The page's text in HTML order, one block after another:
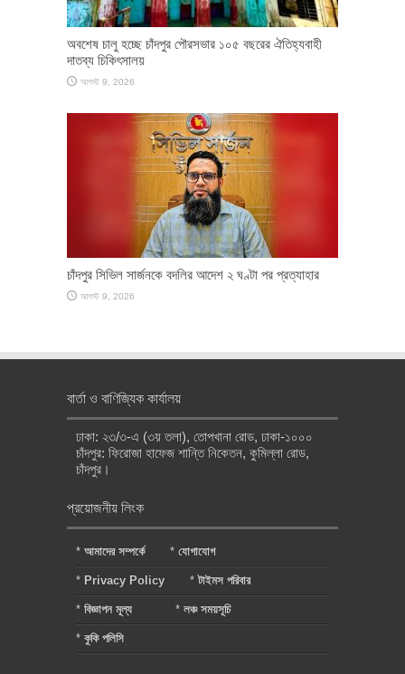
অবশেষ চালু হচ্ছে চাঁদপুর পৌরসভার ১০৫ বছরের ঐতিহ্যবাহী
দাতব্য চিকিৎসালয়
আগস্ট 9, 2026
চাঁদপুর সিভিল সার্জনকে বদলির আদেশ ২ ঘণ্টা পর প্রত্যাহার
আগস্ট 9, 2026
বার্তা ও বাণিজ্যিক কার্যালয়
ঢাকা: ২৩/৩-এ (৩য় তলা), তোপখানা রোড, ঢাকা-১০০০
চাঁদপুর: ফিরোজা হাফেজ শান্তি নিকেতন, কুমিল্লা রোড,
চাঁদপুর।
প্রয়োজনীয় লিংক
* আমাদের সম্পর্কে * যোগাযোগ
* Privacy Policy *টাইমস পরিবার
* বিজ্ঞাপন মূল্য * লঞ্চ সময়সূচি
* কুকি পলিসি